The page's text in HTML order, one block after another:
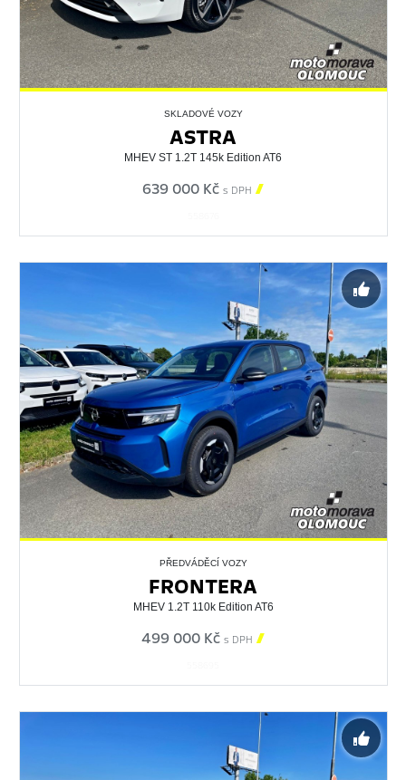
SKLADOVÉ VOZY
ASTRA
MHEV ST 1.2T 145k Edition AT6
639 000 Kč s DPH 
PŘEDVÁDĚCÍ VOZY
FRONTERA
MHEV 1.2T 110k Edition AT6
499 000 Kč s DPH 